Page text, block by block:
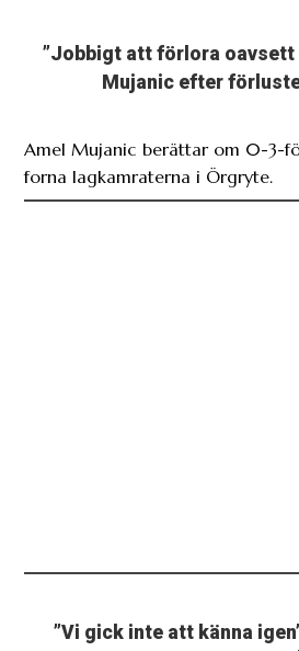
”Jobbigt att förlora oavsett
Mujanic efter
Amel Mujanic berättar om 0-3-
forna lagkamraterna i Örgryte.
”Vi gick inte att känna